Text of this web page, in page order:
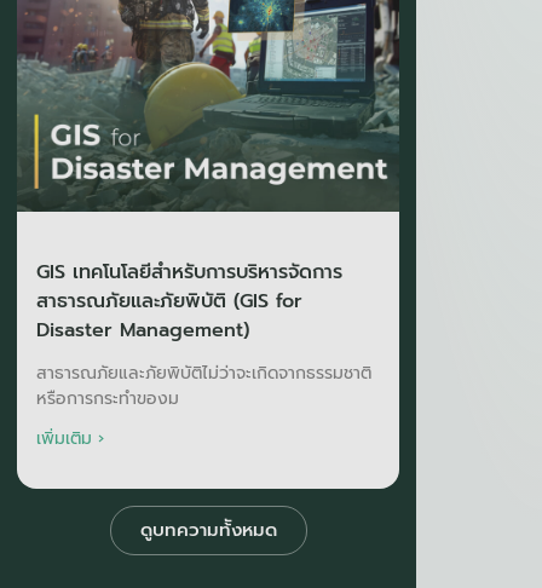
GIS เทคโนโลยีสำหรับการบริหารจัดการ
สาธารณภัยและภัยพิบัติ (GIS for
Disaster Management)
สาธารณภัยและภัยพิบัติไม่ว่าจะเกิดจากธรรมชาติ
หรือการกระทำของม
เพิ่มเติม ›
ดูบทความท้ังหมด